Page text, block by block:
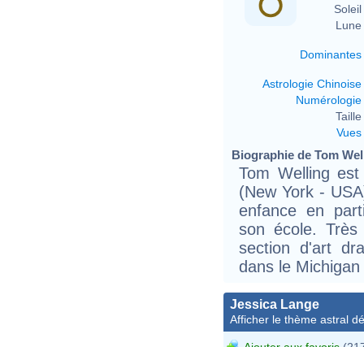
Soleil
Lune
Dominantes
Astrologie Chinoise
Numérologie
Taille
Vues
Biographie de Tom
Tom Welling
(New York -
enfance en
son école.
section d'art
dans le
Jessica Lange
Afficher le thème astral